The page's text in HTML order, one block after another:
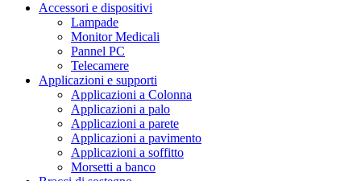
Accessori e dispositivi
Lampade
Monitor Medicali
Pannel PC
Telecamere
Applicazioni e supporti
Applicazioni a Colonna
Applicazioni a palo
Applicazioni a parete
Applicazioni a pavimento
Applicazioni a soffitto
Morsetti a banco